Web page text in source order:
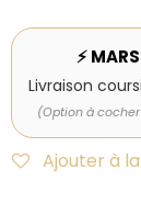
⚡
Livraison
(Option à
Ajouter à